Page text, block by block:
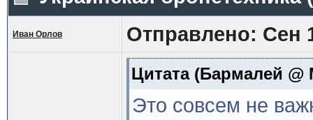
Иван Орлов Отправлено: Сен
Цитата(Бармалей @
Это совсем не